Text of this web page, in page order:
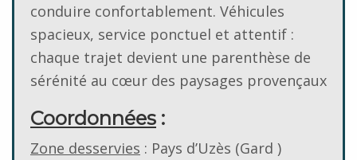
conduire confortablement. Véhicules
spacieux, service ponctuel et attentif :
chaque trajet devient une parenthèse de
sérénité au cœur des paysages provençaux
Coordonnées :
Zone desservies : Pays d’Uzès (Gard )